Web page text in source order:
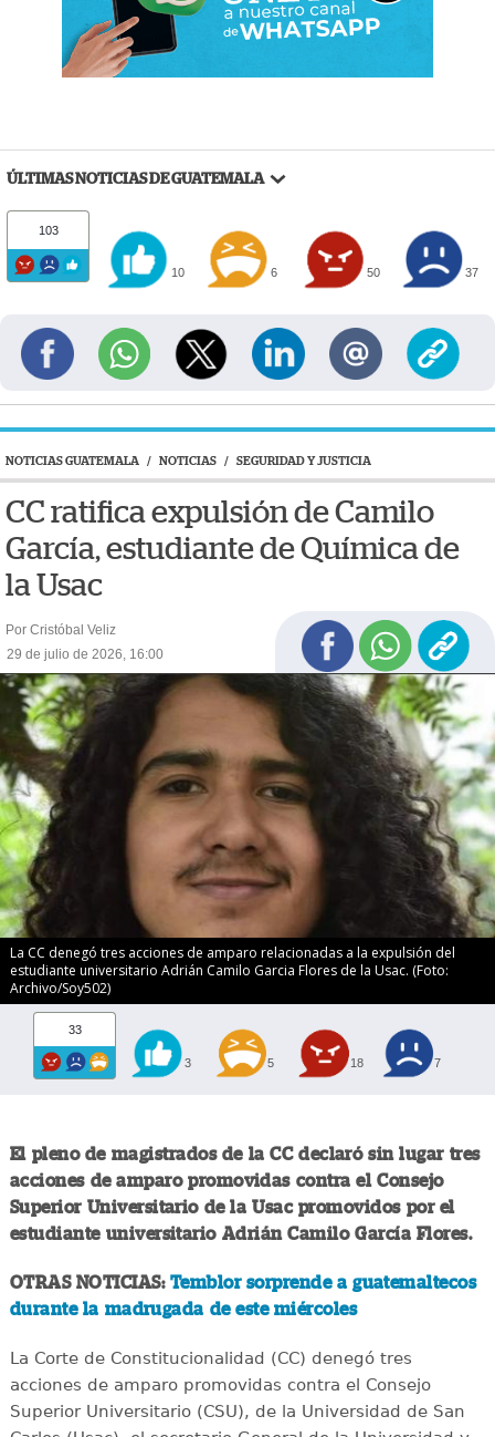
ÚLTIMAS NOTICIAS DE GUATEMALA
103
10 6 50 37
NOTICIAS GUATEMALA / NOTICIAS / SEGURIDAD Y JUSTICIA
CC ratifica expulsión de Camilo
García, estudiante de Química de
la Usac
Por Cristóbal Veliz
29 de julio de 2026, 16:00
La CC denegó tres acciones de amparo relacionadas a la expulsión del
estudiante universitario Adrián Camilo Garcia Flores de la Usac. (Foto:
Archivo/Soy502)
33
3 5 18 7
El pleno de magistrados de la CC declaró sin lugar tres
acciones de amparo promovidas contra el Consejo
Superior Universitario de la Usac promovidos por el
estudiante universitario Adrián Camilo García Flores.
OTRAS NOTICIAS: Temblor sorprende a guatemaltecos
durante la madrugada de este miércoles
La Corte de Constitucionalidad (CC) denegó tres
acciones de amparo promovidas contra el Consejo
Superior Universitario (CSU), de la Universidad de San